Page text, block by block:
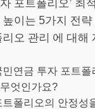
이는 5가지 전
오 관리 에 대해
민연금 투자 포트폴
엇인가요?
트폴리오의 안정성